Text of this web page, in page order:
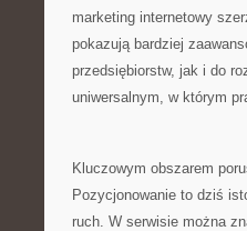
marketing internetowy
pokazują bardziej
przedsiębiorstw, jak i do
uniwersalnym, w którym
Kluczowym obszarem
Pozycjonowanie to dziś
ruch. W serwisie można